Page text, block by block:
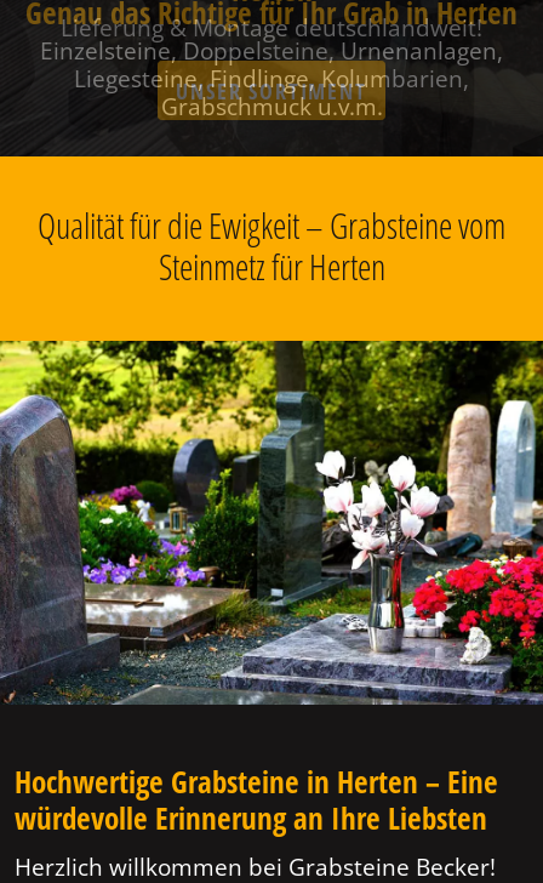
Genau das Richtige für Ihr Grab in Herten
Einzelsteine, Doppelsteine, Urnenanlagen,
Liegesteine, Findlinge, Kolumbarien,
Grabschmuck u.v.m.
Qualität für die Ewigkeit – Grabsteine vom
Steinmetz für Herten
Hochwertige Grabsteine in Herten – Eine
würdevolle Erinnerung an Ihre Liebsten
Herzlich willkommen bei Grabsteine Becker!